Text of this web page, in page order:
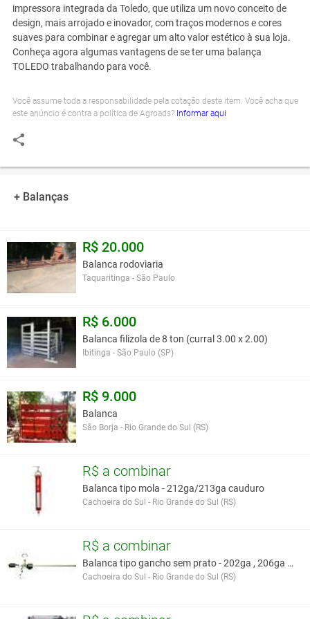
impressora integrada da Toledo, que utiliza um novo conceito de
design, mais arrojado e inovador, com traços modernos e cores
suaves para combinar e agregar um alto valor estético à sua loja.
Conheça agora algumas vantagens de se ter uma balança
TOLEDO trabalhando para você.
Você assume toda a responsabilidade pela cotação deste item. Você acha que
este anúncio é contra a política de Agroads? Informar aqui
+ Balanças
R$ 20.000
Balanca rodoviaria
Taquaritinga - São Paulo
R$ 6.000
Balanca filizola de 8 ton (curral 3.00 x 2.00)
Ibitinga - São Paulo (SP)
R$ 9.000
Balanca
São Borja - Rio Grande do Sul (RS)
R$ a combinar
Balanca tipo mola - 212ga/213ga cauduro
Cachoeira do Sul - Rio Grande do Sul (RS)
R$ a combinar
Balanca tipo gancho sem prato - 202ga , 206ga e 21
Cachoeira do Sul - Rio Grande do Sul (RS)